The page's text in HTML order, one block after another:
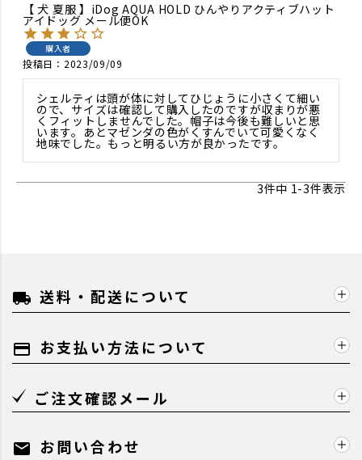
【 犬 夏服 】iDog AQUA HOLD ひんやりアクティブハット
アイドッグ メール便OK
購入者
投稿日 2023/09/09
シェルティは頭が体に対してひじょうに小さくて細い
ので、サイズは確認して購入したのですが収まりが悪
くフィットしませんでした。帽子は今後も難しいと思
います。あとマゼンダの色がくすんでいて可愛くなく
地味でした。もっと明るい方が良かったです。
3件中 1-3件表示
local_shipping 送料・配送について
payment お支払い方法について
ご注文確認メール
mail お問い合わせ